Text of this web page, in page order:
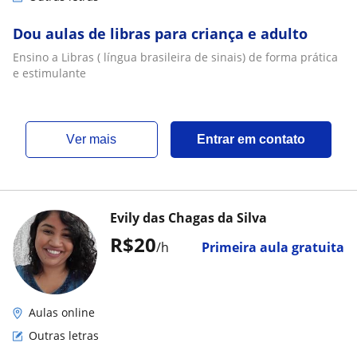
Dou aulas de libras para criança e adulto
Ensino a Libras ( língua brasileira de sinais) de forma prática
e estimulante
ver mais Entrar em contato
R$20/h Primeira aula gratuita
Evily das Chagas da Silva
Aulas online
Outras letras